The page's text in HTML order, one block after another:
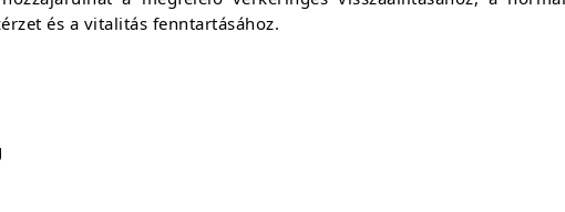
és a vitalitás fenntartásához.